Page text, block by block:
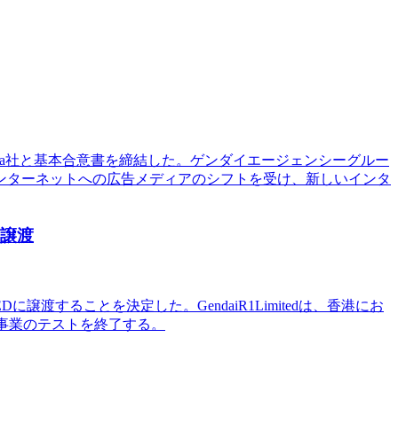
と基本合意書を締結した。ゲンダイエージェンシーグルー
ーネットへの広告メディアのシフトを受け、新しいインタ
渡
譲渡することを決定した。GendaiR1Limitedは、香港にお
のテストを終了する。